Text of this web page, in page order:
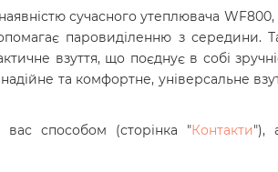
сучасного утеплювача WF800,
паровиділенню з середини.
взуття, що поєднує в собі
та комфортне, універсальне
способом (сторінка "Контакти"),